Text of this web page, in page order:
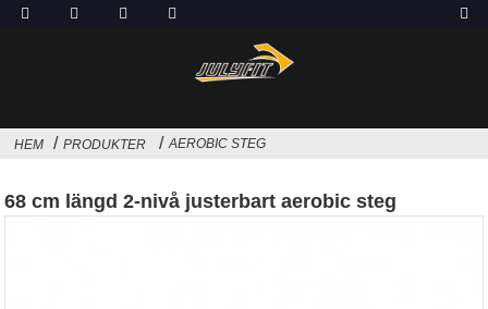
HEM PRODUKTER AEROBIC STEG
68 cm längd 2-nivå justerbart aerobic steg